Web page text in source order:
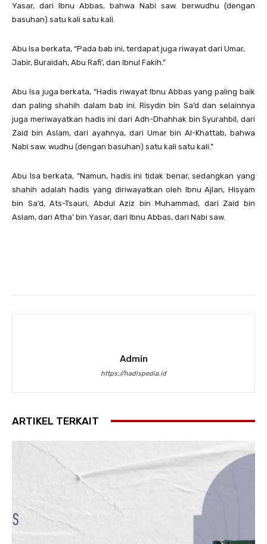
Yasar, dari Ibnu Abbas, bahwa Nabi saw. berwudhu (dengan
basuhan) satu kali satu kali.
Abu Isa berkata, “Pada bab ini, terdapat juga riwayat dari Umar,
Jabir, Buraidah, Abu Rafi’, dan Ibnul Fakih.”
Abu Isa juga berkata, “Hadis riwayat Ibnu Abbas yang paling baik
dan paling shahih dalam bab ini. Risydin bin Sa’d dan selainnya
juga meriwayatkan hadis ini dari Adh-Dhahhak bin Syurahbil, dari
Zaid bin Aslam, dari ayahnya, dari Umar bin Al-Khattab, bahwa
Nabi saw. wudhu (dengan basuhan) satu kali satu kali.”
Abu Isa berkata, “Namun, hadis ini tidak benar, sedangkan yang
shahih adalah hadis yang diriwayatkan oleh Ibnu Ajlan, Hisyam
bin Sa’d, Ats-Tsauri, Abdul Aziz bin Muhammad, dari Zaid bin
Aslam, dari Atha’ bin Yasar, dari Ibnu Abbas, dari Nabi saw.
Admin
https://hadispedia.id
ARTIKEL TERKAIT